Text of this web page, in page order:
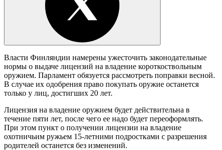
Власти Финляндии намерены ужесточить законодательные
нормы о выдаче лицензий на владение короткоствольным
оружием. Парламент обязуется рассмотреть поправки весной.
В случае их одобрения право покупать оружие останется
только у лиц, достигших 20 лет.
Лицензия на владение оружием будет действительна в
течение пяти лет, после чего ее надо будет переоформлять.
При этом пункт о получении лицензии на владение
охотничьим ружьем 15-летними подростками с разрешения
родителей останется без изменений.